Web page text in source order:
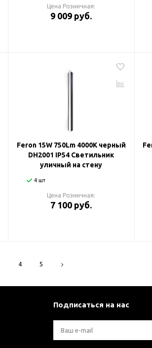
Цена Розничная:
9 009 руб.
Feron 15W 750Lm 4000K черный
DH2001 IP54 Светильник
уличный на стену
4 шт
Цена Розничная:
7 100 руб.
4 5
Подписаться на нас